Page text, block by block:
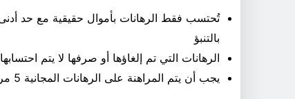
بالتنبؤ
الرهانات التي تم إلغاؤها أو صرفها لا يتم احتسابها
يجب أن يتم المراهنة على الرهانات المجانية 5 مرات قبل أن تتمكن من سحب الأرباح